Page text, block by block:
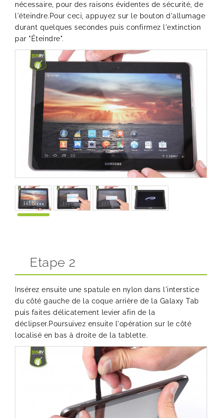
nécessaire, pour des raisons évidentes de sécurité, de
l'éteindre.Pour ceci, appuyez sur le bouton d'allumage
durant quelques secondes puis confirmez l'extinction
par "Éteindre".
Etape 2
Insérez ensuite une spatule en nylon dans l'interstice
du côté gauche de la coque arrière de la Galaxy Tab
puis faites délicatement levier afin de la
déclipser.Poursuivez ensuite l'opération sur le côté
localisé en bas à droite de la tablette.